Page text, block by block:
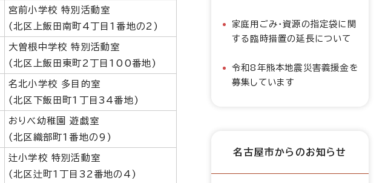
宮前小学校 特別活動室
(北区上飯田南町4丁目1番地の2)
大曽根中学校 特別活動室
(北区上飯田東町2丁目100番地)
名北小学校 多目的室
(北区下飯田町1丁目34番地)
おりべ幼稚園 遊戯室
(北区織部町1番地の9)
辻小学校 特別活動室
(北区辻町1丁目32番地の4)
家庭用ごみ・資源の指定袋に関
する臨時措置の延長について
令和8年熊本地震災害義援金を
募集しています
名古屋市からのお知らせ